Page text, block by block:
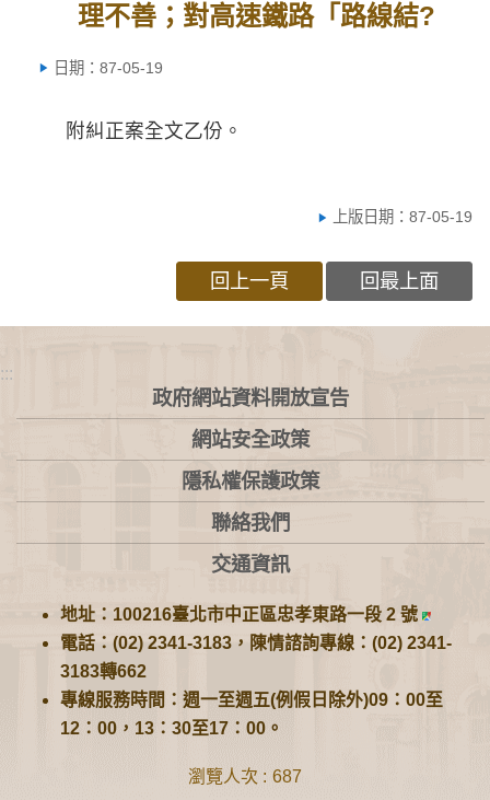
理不善；對高速鐵路「路線結?
日期：87-05-19
附糾正案全文乙份。
上版日期：87-05-19
回上一頁 回最上面
:::
政府網站資料開放宣告
網站安全政策
隱私權保護政策
聯絡我們
交通資訊
地址：100216臺北市中正區忠孝東路一段 2 號
電話：(02) 2341-3183，陳情諮詢專線：(02) 2341-
3183轉662
專線服務時間：週一至週五(例假日除外)09：00至
12：00，13：30至17：00。
瀏覽人次 687